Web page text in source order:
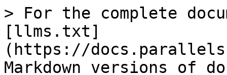
> For the complete
[llms.txt]
(https://
Markdown versions of